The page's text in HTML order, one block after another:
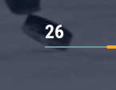
26